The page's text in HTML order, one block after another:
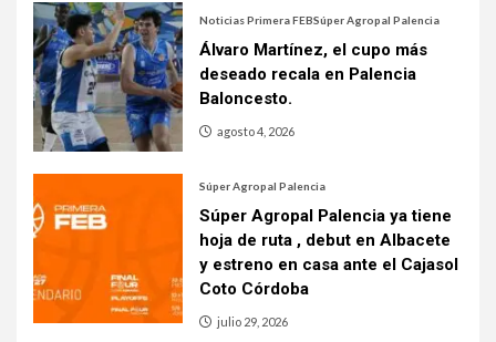
Noticias Primera FEBSúper Agropal Palencia
Álvaro Martínez, el cupo más
deseado recala en Palencia
Baloncesto.
agosto 4, 2026
Súper Agropal Palencia
Súper Agropal Palencia ya tiene
hoja de ruta , debut en Albacete
y estreno en casa ante el Cajasol
Coto Córdoba
julio 29, 2026